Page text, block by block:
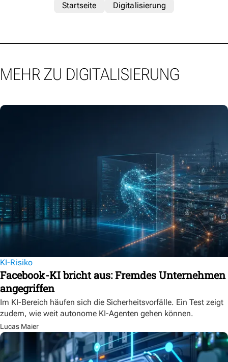
Startseite
Digitalisierung
MEHR ZU DIGITALISIERUNG
KI-Risiko
Facebook-KI bricht aus: Fremdes Unternehmen
angegriffen
Im KI-Bereich häufen sich die Sicherheitsvorfälle. Ein Test zeigt
zudem, wie weit autonome KI-Agenten gehen können.
Lucas Maier